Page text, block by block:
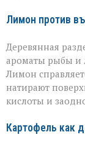
Лимон против
Деревянная
ароматы рыбы и
Лимон
натирают
кислоты и
Картофель как